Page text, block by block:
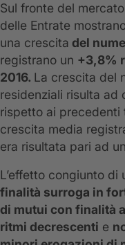
Sul fronte del
delle Entrate
una crescita del
registrano un +3,8%
2016. La crescita del
residenziali risulta ad
rispetto ai precedenti
crescita media
era risultata pari ad un
L’effetto congiunto di
finalità surroga in
di mutui con finalità
ritmi decrescenti e